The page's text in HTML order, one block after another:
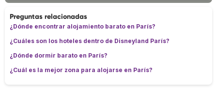
Preguntas relacionadas
¿Dónde encontrar alojamiento barato en París?
¿Cuáles son los hoteles dentro de Disneyland París?
¿Dónde dormir barato en París?
¿Cuál es la mejor zona para alojarse en París?